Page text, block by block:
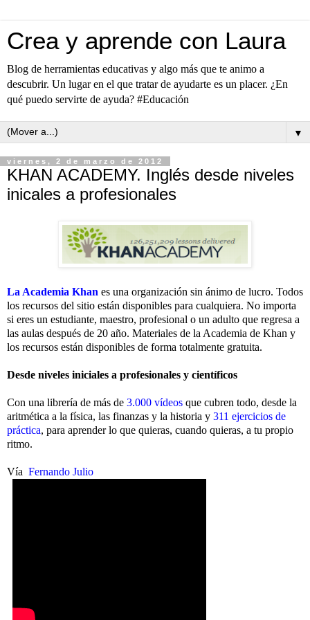
Crea y aprende con Laura
Blog de herramientas educativas y algo más que te animo a
descubrir. Un lugar en el que tratar de ayudarte es un placer. ¿En
qué puedo servirte de ayuda? #Educación
▼
viernes, 2 de marzo de 2012
KHAN ACADEMY. Inglés desde niveles
inicales a profesionales
La Academia Khan es una organización sin ánimo de lucro. Todos
los recursos del sitio están disponibles para cualquiera. No importa
si eres un estudiante, maestro, profesional o un adulto que regresa a
las aulas después de 20 año. Materiales de la Academia de Khan y
los recursos están disponibles de forma totalmente gratuita.
Desde niveles iniciales a profesionales y científicos
Con una librería de más de 3.000 vídeos que cubren todo, desde la
aritmética a la física, las finanzas y la historia y 311 ejercicios de
práctica, para aprender lo que quieras, cuando quieras, a tu propio
ritmo.
Vía Fernando Julio